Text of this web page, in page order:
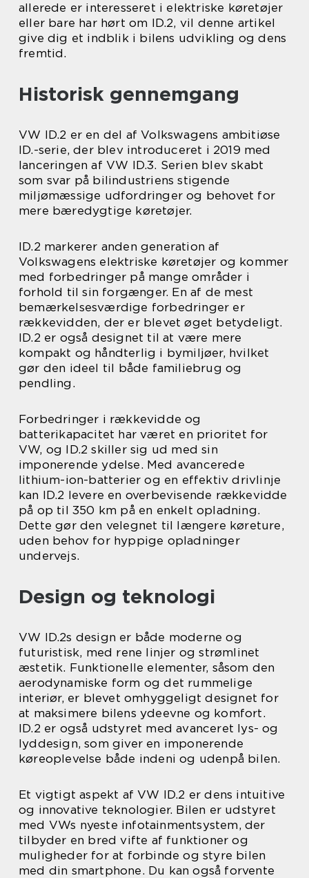
allerede er interesseret i elektriske køretøjer
eller bare har hørt om ID.2, vil denne artikel
give dig et indblik i bilens udvikling og dens
fremtid.
Historisk gennemgang
VW ID.2 er en del af Volkswagens ambitiøse
ID.-serie, der blev introduceret i 2019 med
lanceringen af VW ID.3. Serien blev skabt
som svar på bilindustriens stigende
miljømæssige udfordringer og behovet for
mere bæredygtige køretøjer.
ID.2 markerer anden generation af
Volkswagens elektriske køretøjer og kommer
med forbedringer på mange områder i
forhold til sin forgænger. En af de mest
bemærkelsesværdige forbedringer er
rækkevidden, der er blevet øget betydeligt.
ID.2 er også designet til at være mere
kompakt og håndterlig i bymiljøer, hvilket
gør den ideel til både familiebrug og
pendling.
Forbedringer i rækkevidde og
batterikapacitet har været en prioritet for
VW, og ID.2 skiller sig ud med sin
imponerende ydelse. Med avancerede
lithium-ion-batterier og en effektiv drivlinje
kan ID.2 levere en overbevisende rækkevidde
på op til 350 km på en enkelt opladning.
Dette gør den velegnet til længere køreture,
uden behov for hyppige opladninger
undervejs.
Design og teknologi
VW ID.2s design er både moderne og
futuristisk, med rene linjer og strømlinet
æstetik. Funktionelle elementer, såsom den
aerodynamiske form og det rummelige
interiør, er blevet omhyggeligt designet for
at maksimere bilens ydeevne og komfort.
ID.2 er også udstyret med avanceret lys- og
lyddesign, som giver en imponerende
køreoplevelse både indeni og udenpå bilen.
Et vigtigt aspekt af VW ID.2 er dens intuitive
og innovative teknologier. Bilen er udstyret
med VWs nyeste infotainmentsystem, der
tilbyder en bred vifte af funktioner og
muligheder for at forbinde og styre bilen
med din smartphone. Du kan også forvente